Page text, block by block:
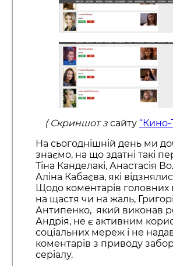
( Скриншот з сайту “Кино-
На сьогоднішній день ми
знаємо, на що здатні такі
Тіна Канделакі, Анастасія
Аліна Кабаєва, які
Щодо коментарів головних
на щастя чи на жаль,
Антипенко, який виконав
Андрія, не є активним
соціальних мереж і не
коментарів з приводу
серіалу.